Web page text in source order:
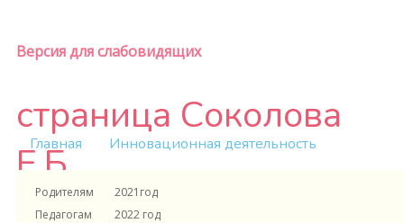
Версия для слабовидящих
Главная
Родителям и ученикам
Педагогам и сотрудникам
Инновационная деятельность
2021год
2022 год
страница Соколова
Е.Б.